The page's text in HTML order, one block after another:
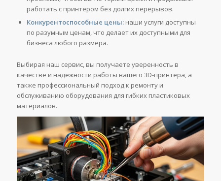
работать с принтером без долгих перерывов.
Конкурентоспособные цены:наши услуги доступны
по разумным ценам, что делает их доступными для
бизнеса любого размера.
Выбирая наш сервис, вы получаете уверенность в
качестве и надежности работы вашего 3D-принтера, а
также профессиональный подход к ремонту и
обслуживанию оборудования для гибких пластиковых
материалов.